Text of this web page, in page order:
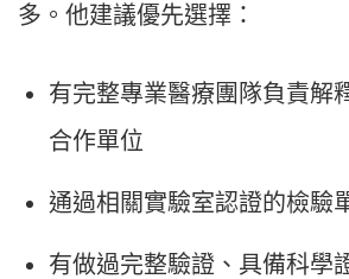
多。他建議優先選擇：
有完整專業醫療團隊負責解
合作單位
通過相關實驗室認證的檢驗
有做過完整驗證、具備科學